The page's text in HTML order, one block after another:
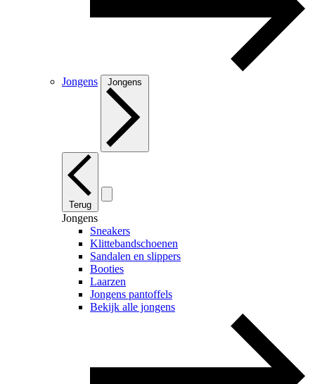
Jongens Jongens
Terug
Jongens
Sneakers
Klittebandschoenen
Sandalen en slippers
Booties
Laarzen
Jongens pantoffels
Bekijk alle jongens